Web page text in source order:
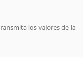
los valores de la